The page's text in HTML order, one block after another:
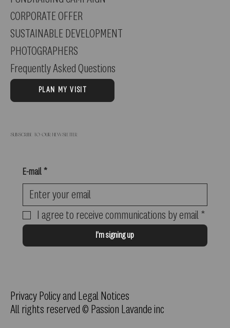
CORPORATE OFFER
SUSTAINABLE DEVELOPMENT
PHOTOGRAPHERS
Frequently Asked Questions
PLAN MY VISIT
Subscribe to our newsletter
E-mail *
I agree to receive communications by email *
I'm signing up
Privacy Policy and Legal Notices
All rights reserved © Passion Lavande inc